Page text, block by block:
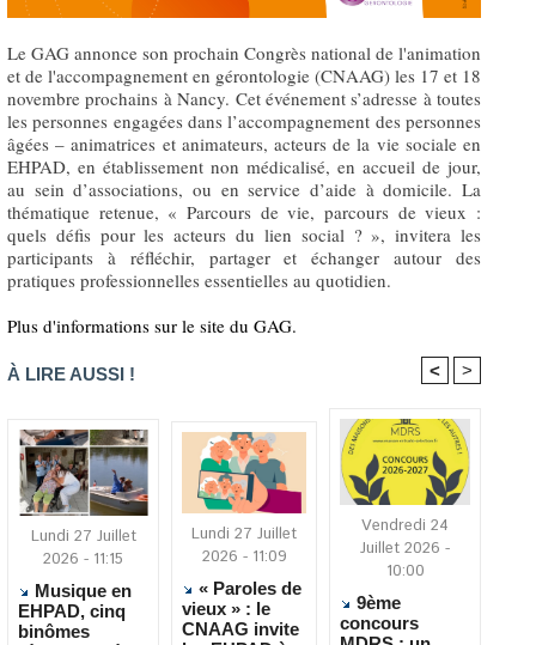
Le GAG annonce son prochain Congrès national de l'animation
et de l'accompagnement en gérontologie (CNAAG) les 17 et 18
novembre prochains à Nancy. Cet événement s’adresse à toutes
les personnes engagées dans l’accompagnement des personnes
âgées – animatrices et animateurs, acteurs de la vie sociale en
EHPAD, en établissement non médicalisé, en accueil de jour,
au sein d’associations, ou en service d’aide à domicile. La
thématique retenue, « Parcours de vie, parcours de vieux :
quels défis pour les acteurs du lien social ? », invitera les
participants à réfléchir, partager et échanger autour des
pratiques professionnelles essentielles au quotidien.
Plus d'informations sur le site du GAG.
À LIRE AUSSI ! < >
Lundi 27 Juillet
2026 - 11:15
Musique en
EHPAD, cinq
binômes
Lundi 27 Juillet
2026 - 11:09
« Paroles de
vieux » : le
CNAAG invite
Vendredi 24
Juillet 2026 -
10:00
9ème
concours